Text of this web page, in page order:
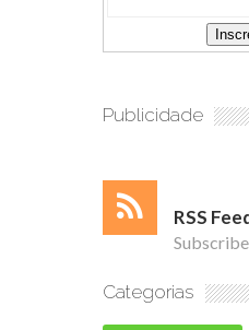
Publicidade
RSS
Subscribe
Categorias